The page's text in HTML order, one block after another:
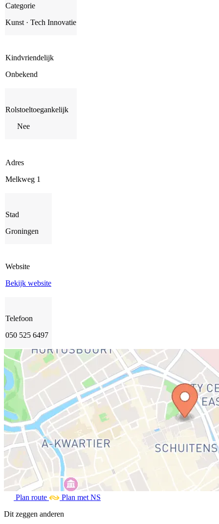
Categorie
Kunst · Tech Innovatie
Kindvriendelijk
Onbekend
Rolstoeltoegankelijk
Nee
Adres
Melkweg 1
Stad
Groningen
Website
Bekijk website
Telefoon
050 525 6497
Plan route
Plan met NS
Dit zeggen anderen